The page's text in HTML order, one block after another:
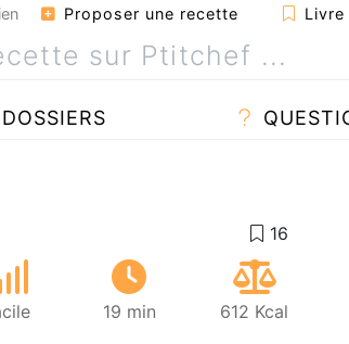
Proposer une recette
DOSSIERS
19 min 612 Kcal